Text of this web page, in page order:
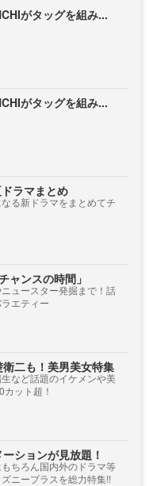
がタッグを組み...
がタッグを組み...
ラマまとめ
る新ドラマをまとめてチ
ャンスの時間」
ュースター発掘まで！話
エティー
二も！美男美女特集
など話題のイケメンや美
ット超！
ションが見放題！
ちろん国内外のドラマ等
ニープラスを総力特集!!